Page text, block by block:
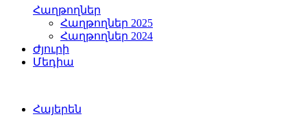
Հաղթողներ
Հաղթողներ 2025
Հաղթողներ 2024
Ժյուրի
Մեդիա
Հայերեն